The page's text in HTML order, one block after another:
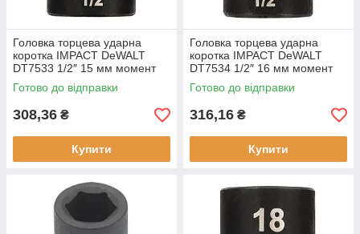
Головка торцева ударна
коротка IMPACT DeWALT
DT7533 1/2″ 15 мм момент
441 Hm шестигранний
профиль довговічність
Готово до відправки
308,36 ₴
Купити
Головка торцева ударна
коротка IMPACT DeWALT
DT7534 1/2″ 16 мм момент
затягування 529 Hm тип 1/2″
квадрат
Готово до відправки
316,16 ₴
Купити